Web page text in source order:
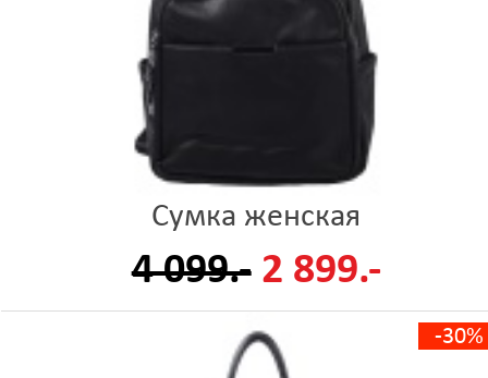
Сумка женская
4 099.- 2 899.-
-30%